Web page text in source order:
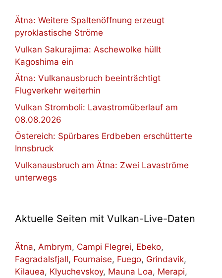
Ätna: Weitere Spaltenöffnung erzeugt
pyroklastische Ströme
Vulkan Sakurajima: Aschewolke hüllt
Kagoshima ein
Ätna: Vulkanausbruch beeinträchtigt
Flugverkehr weiterhin
Vulkan Stromboli: Lavastromüberlauf am
08.08.2026
Östereich: Spürbares Erdbeben erschütterte
Innsbruck
Vulkanausbruch am Ätna: Zwei Lavaströme
unterwegs
Aktuelle Seiten mit Vulkan-Live-Daten
Ätna, Ambrym, Campi Flegrei, Ebeko,
Fagradalsfjall, Fournaise, Fuego, Grindavik,
Kilauea, Klyuchevskoy, Mauna Loa, Merapi,